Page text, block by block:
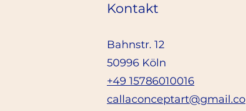
Kontakt
Bahnstr. 12
50996 Köln
+49 15786010016
callaconceptart@gmail.co